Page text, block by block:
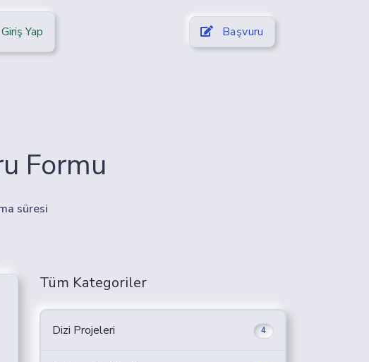
Giriş Yap Başvuru
Formu
süresi
Tüm Kategoriler
Dizi Projeleri 4